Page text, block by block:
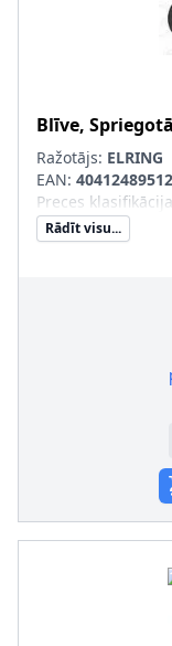
Blīve,
Ražotājs: ELRING
EAN:
Preces
Rādīt visu...